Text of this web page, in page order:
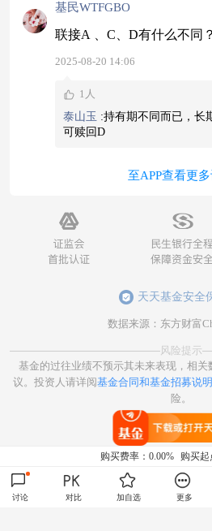
基民WTFGBO
联接A 、C、D有什么不同？
2025-08-20 14:06
1人
泰山玉 :持有期不同而已，长
可赎回D
至APP查看更
天天基金安全
数据来源：东方财富
风险提示
基金的过往业绩不预示其未来表现，相
议。投资人请详阅基金合同和基金招募说
险。
购买费率： 0.00% 购买起
讨论 对比 加自选 更多
打开天天